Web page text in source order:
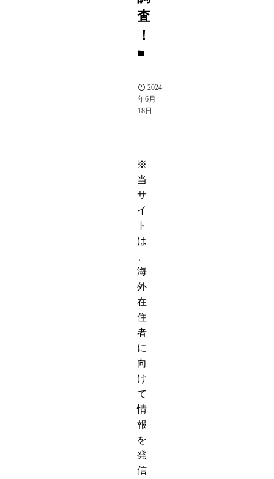
査
！
2024
年6月
18日
※
当
サ
イ
ト
は
海
外
在
住
者
に
向
け
て
情
報
を
発
信